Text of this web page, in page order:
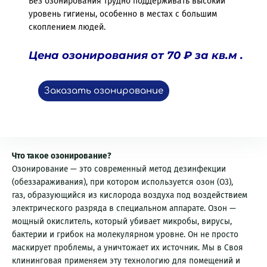
уровень гигиены, особенно в местах с большим
скоплением людей.
Цена озонирования от 70 ₽ за кв.м .
Заказать озонирование
Что такое озонирование?
Озонирование — это современный метод дезинфекции
(обеззараживания), при котором используется озон (O3),
газ, образующийся из кислорода воздуха под воздействием
электрического разряда в специальном аппарате. Озон —
мощный окислитель, который убивает микробы, вирусы,
бактерии и грибок на молекулярном уровне. Он не просто
маскирует проблемы, а уничтожает их источник. Мы в Своя
клининговая применяем эту технологию для помещений и